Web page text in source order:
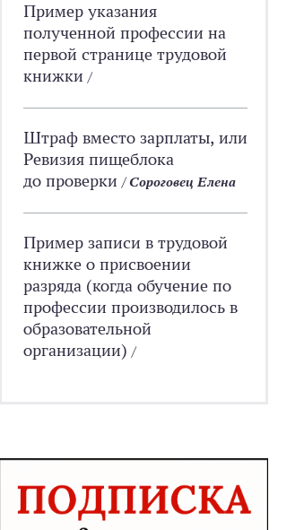
Пример указания
полученной профессии на
первой странице трудовой
книжки /
Штраф вместо зарплаты, или
Ревизия пищеблока
до проверки /Сороговец Елена
Пример записи в трудовой
книжке о присвоении
разряда (когда обучение по
профессии производилось в
образовательной
организации) /